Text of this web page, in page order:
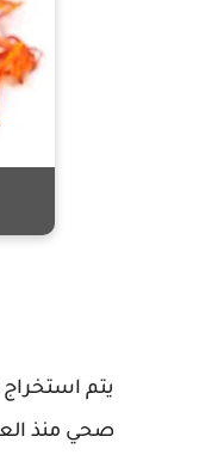
يتم
صحي منذ